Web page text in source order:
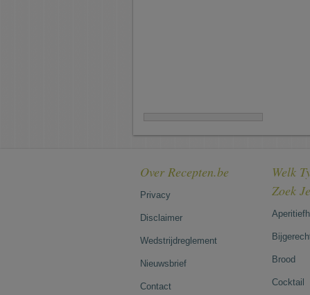
Over Recepten.be
Privacy
Disclaimer
Wedstrijdreglement
Nieuwsbrief
Contact
Welk
Zoek
Brood
Cocktail